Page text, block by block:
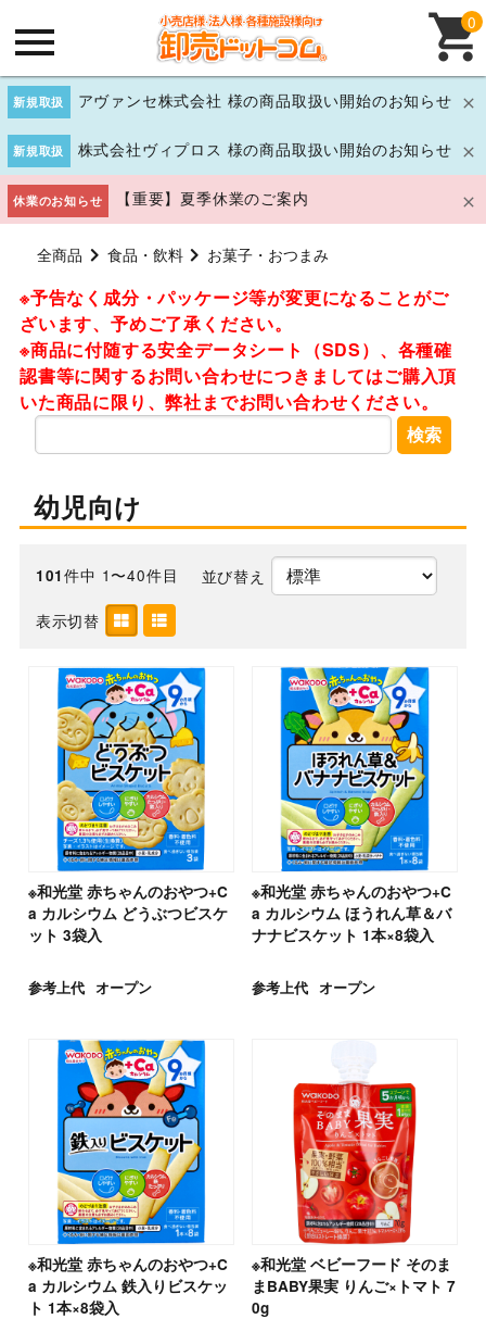
新規取扱 アヴァンセ株式会社 様の商品取扱い開始のお知らせ
新規取扱 株式会社ヴィプロス 様の商品取扱い開始のお知らせ
休業のお知らせ 【重要】夏季休業のご案内
0
全商品 食品・飲料 お菓子・おつまみ
※予告なく成分・パッケージ等が変更になることがご
ざいます、予めご了承ください。
※商品に付随する安全データシート（SDS）、各種確
認書等に関するお問い合わせにつきましてはご購入頂
いた商品に限り、弊社までお問い合わせください。
検索
幼児向け
101件中 1〜40件目 並び替え
表示切替
※和光堂 赤ちゃんのおやつ+C
a カルシウム どうぶつビスケ
ット 3袋入
参考上代 オープン
※和光堂 赤ちゃんのおやつ+C
a カルシウム ほうれん草＆バ
ナナビスケット 1本×8袋入
参考上代 オープン
※和光堂 赤ちゃんのおやつ+C
a カルシウム 鉄入りビスケッ
ト 1本×8袋入
※和光堂 ベビーフード そのま
まBABY果実 りんご×トマト 7
0g